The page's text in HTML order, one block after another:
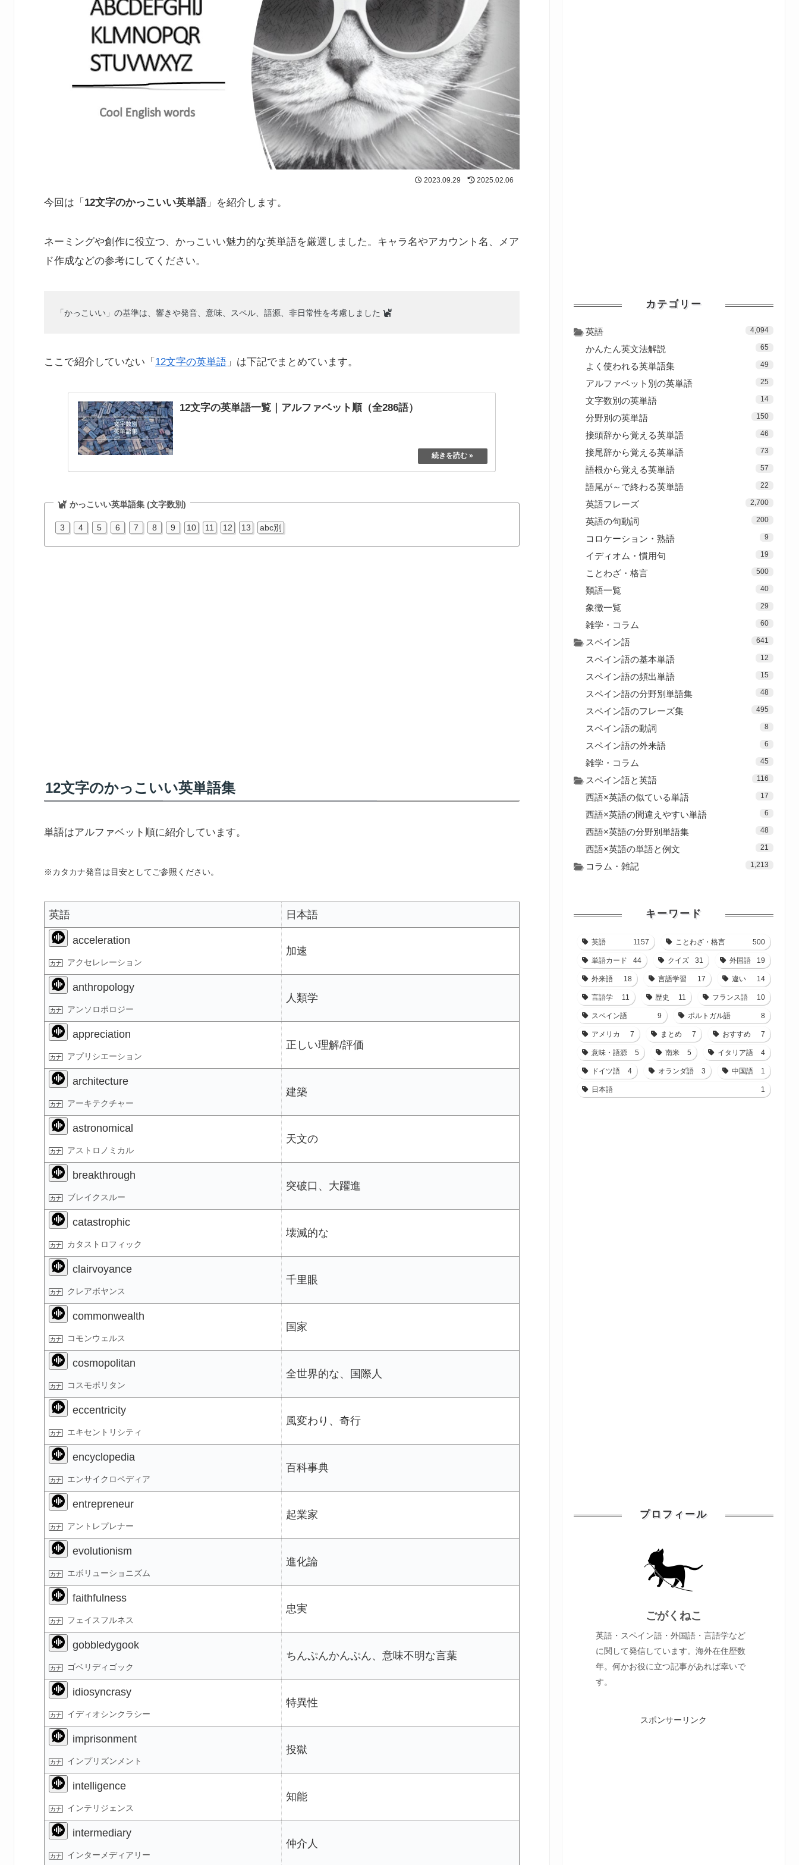
2023.09.29 2025.02.06
今回は「 12文字のかっこいい英単語」を紹介します。
ネーミングや創作に役立つ、かっこいい魅力的な英単語を厳選しました。キャラ名やアカウント名、メア
ド作成などの参考にしてください。
「かっこいい」の基準は、響きや発音、意味、スペル、語源、非日常性を考慮しました
ここで紹介していない「 12文字の英単語 」は下記でまとめています。
12文字の英単語一覧｜アルファベット順（全286語）
かっこいい英単語集 (文字数別)
3 4 5 6 7 8 9 10 11 12 13 abc別
12文字のかっこいい英単語集
単語はアルファベット順に紹介しています。
※カタカナ発音は目安としてご参照ください。
英語 日本語
acceleration
アクセレレーション
加速
anthropology
アンソロポロジー
人類学
appreciation
アプリシエーション
正しい理解/評価
architecture
アーキテクチャー
建築
astronomical
アストロノミカル
天文の
breakthrough
ブレイクスルー
突破口、大躍進
catastrophic
カタストロフィック
壊滅的な
clairvoyance
クレアボヤンス
千里眼
commonwealth
コモンウェルス
国家
cosmopolitan
コスモポリタン
全世界的な、国際人
eccentricity
エキセントリシティ
風変わり、奇行
encyclopedia
エンサイクロペディア
百科事典
entrepreneur
アントレプレナー
起業家
evolutionism
エボリューショニズム
進化論
faithfulness
フェイスフルネス
忠実
gobbledygook
ゴベリディゴック
ちんぷんかんぷん、意味不明な言葉
idiosyncrasy
イディオシンクラシー
特異性
imprisonment
インプリズンメント
投獄
intelligence
インテリジェンス
知能
intermediary
インターメディアリー
仲介人
カテゴリー
英語 4,094
かんたん英文法解説 65
よく使われる英単語集 49
アルファベット別の英単語 25
文字数別の英単語 14
分野別の英単語 150
接頭辞から覚える英単語 46
接尾辞から覚える英単語 73
語根から覚える英単語 57
語尾が～で終わる英単語 22
英語フレーズ 2,700
英語の句動詞 200
コロケーション・熟語 9
イディオム・慣用句 19
ことわざ・格言 500
類語一覧 40
象徴一覧 29
雑学・コラム 60
スペイン語 641
スペイン語の基本単語 12
スペイン語の頻出単語 15
スペイン語の分野別単語集 48
スペイン語のフレーズ集 495
スペイン語の動詞 8
スペイン語の外来語 6
雑学・コラム 45
スペイン語と英語 116
西語×英語の似ている単語 17
西語×英語の間違えやすい単語 6
西語×英語の分野別単語集 48
西語×英語の単語と例文 21
コラム・雑記 1,213
キーワード
英語 1157 ことわざ・格言 500
単語カード 44 クイズ 31 外国語 19
外来語 18 言語学習 17 違い 14
言語学 11 歴史 11 フランス語 10
スペイン語 9 ポルトガル語 8
アメリカ 7 まとめ 7 おすすめ 7
意味・語源 5 南米 5 イタリア語 4
ドイツ語 4 オランダ語 3 中国語 1
日本語 1
プロフィール
ごがくねこ
英語・スペイン語・外国語・言語学など
に関して発信しています。海外在住歴数
年。何かお役に立つ記事があれば幸いで
す。
スポンサーリンク